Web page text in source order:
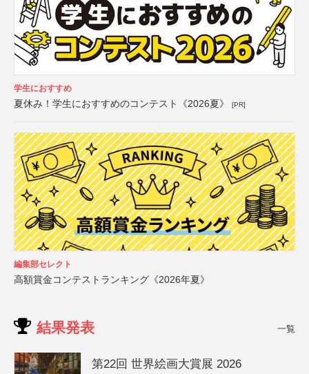
学生におすすめ
夏休み！学生におすすめのコンテスト《2026夏》 [PR]
編集部セレクト
高額賞金コンテストランキング《2026年夏》
結果発表 一覧
第22回 世界絵画大賞展 2026